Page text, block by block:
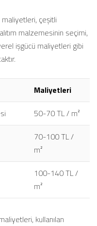
maliyetleri, çeşitli
malzemesinin seçimi,
işgücü maliyetleri gibi
Maliyetleri
50-70 TL / m²
70-100 TL /
m²
100-140 TL /
m²
kullanılan